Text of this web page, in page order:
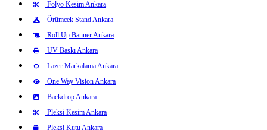
Folyo Kesim Ankara
Örümcek Stand Ankara
Roll Up Banner Ankara
UV Baskı Ankara
Lazer Markalama Ankara
One Way Vision Ankara
Backdrop Ankara
Pleksi Kesim Ankara
Pleksi Kutu Ankara